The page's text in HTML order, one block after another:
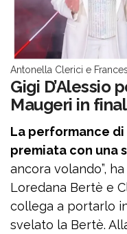
Antonella Clerici e
Gigi D’Alessio
Maugeri in
La performance
premiata con una
ancora volando”,
Loredana Bertè e
collega a portarlo in
svelato la Bertè.